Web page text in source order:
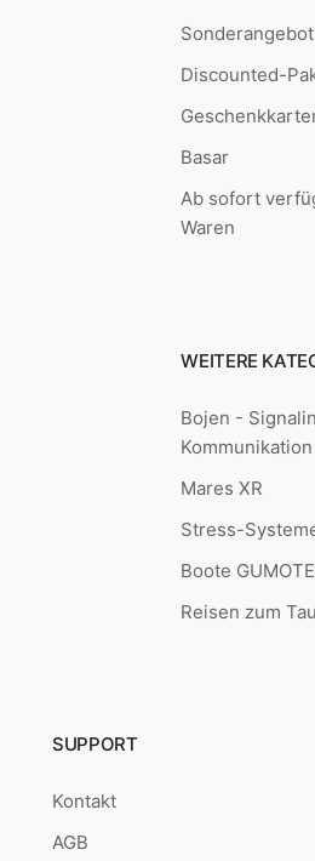
Sonderangebot
Discounted-
Basar
Ab sofort
Waren
WEITERE
Bojen -
Kommunikation
Mares XR
Stress-
Boote
Reisen zum
SUPPORT
Kontakt
AGB